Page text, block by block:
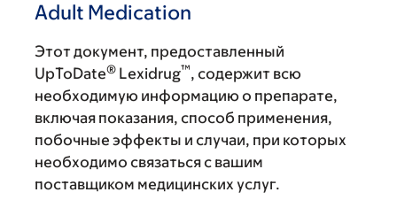
Adult Medication
Этот документ, предоставленный
UpToDate® Lexidrug™, содержит всю
необходимую информацию о препарате,
включая показания, способ применения,
побочные эффекты и случаи, при которых
необходимо связаться с вашим
поставщиком медицинских услуг.